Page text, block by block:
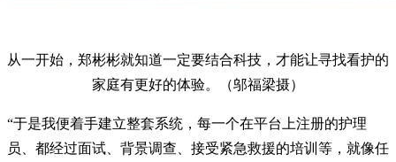
从一开始，郑彬彬就知道一定要结合科技，才能让寻找看护的
家庭有更好的体验。（邬福梁摄）
“于是我便着手建立整套系统，每一个在平台上注册的护理
员、都经过面试、背景调查、接受紧急救援的培训等，就像任